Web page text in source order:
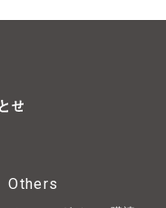
Others